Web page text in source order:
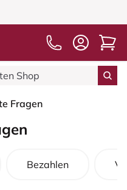
Fragen
Bezahlen